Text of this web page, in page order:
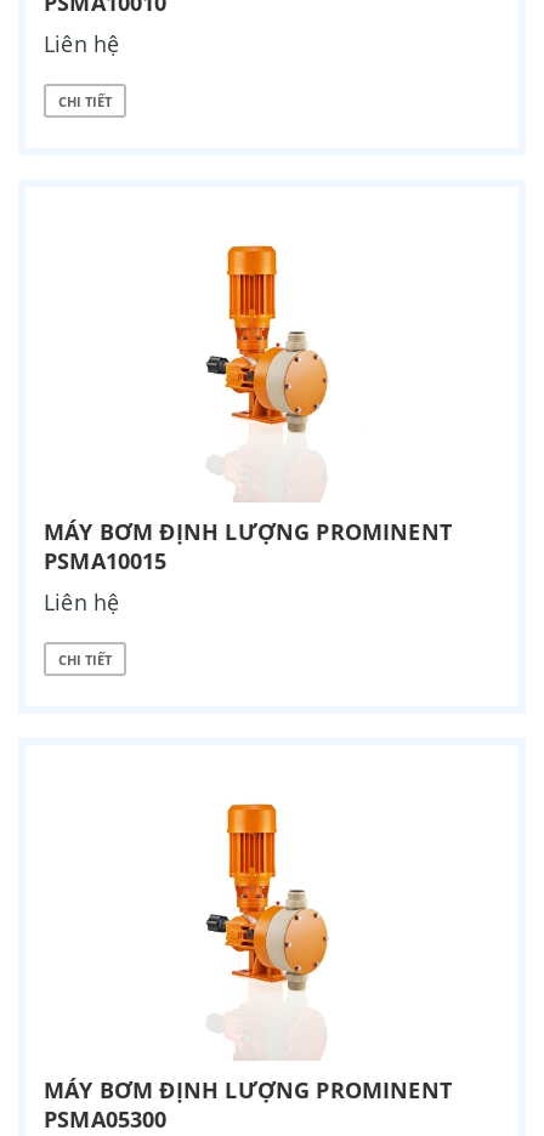
Liên hệ
CHI TIẾT
MÁY BƠM ĐỊNH LƯỢNG PROMINENT
PSMA10015
Liên hệ
CHI TIẾT
MÁY BƠM ĐỊNH LƯỢNG PROMINENT
PSMA05300